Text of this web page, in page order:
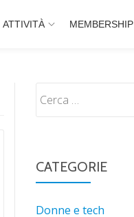
ATTIVITÀ MEMBERSHIP
CATEGORIE
Donne e tech